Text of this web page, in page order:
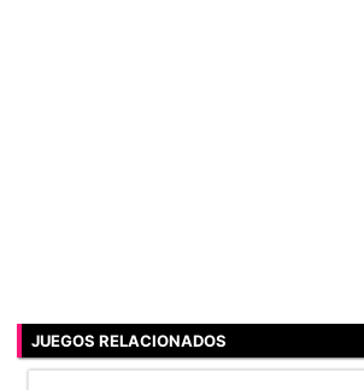
JUEGOS RELACIONADOS